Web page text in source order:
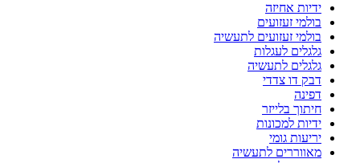
ידיות אחיזה
בולמי זעזועים
בולמי זעזועים לתעשיה
גלגלים לעגלות
גלגלים לתעשיה
דבק דו צדדי
דפינה
חיתוך בלייזר
ידיות למכונות
יריעות גומי
מאווררים לתעשיה